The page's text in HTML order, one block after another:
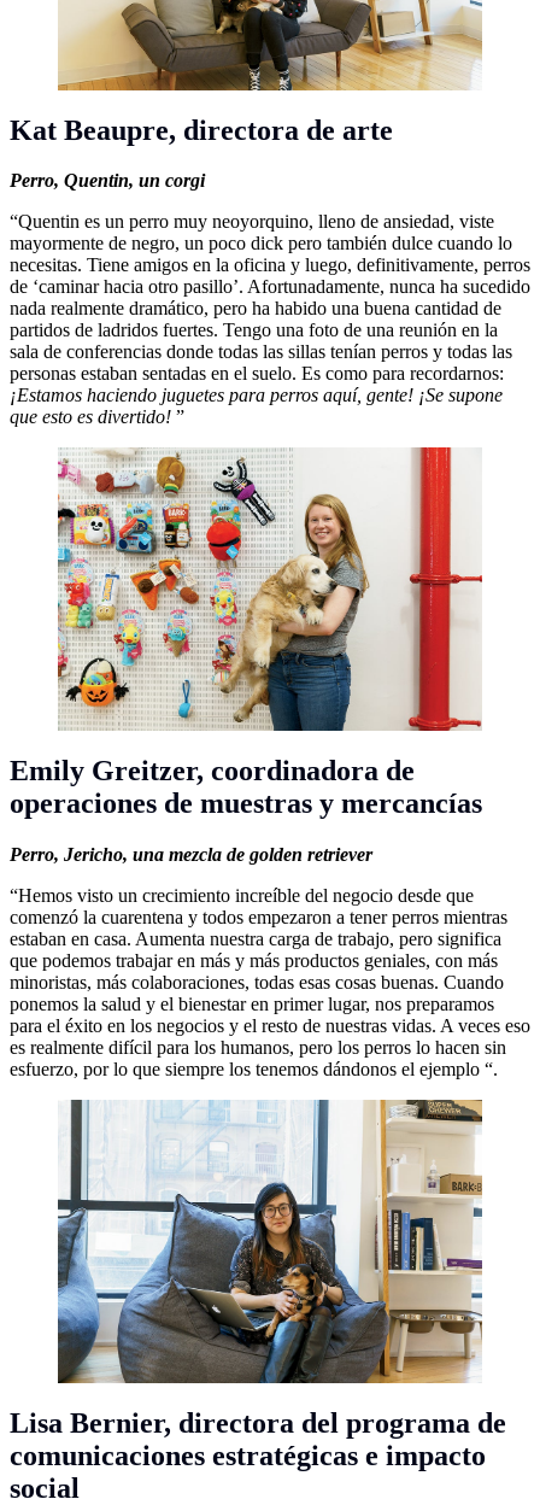
Kat Beaupre, directora de arte
Perro, Quentin, un corgi
“Quentin es un perro muy neoyorquino, lleno de ansiedad, viste
mayormente de negro, un poco dick pero también dulce cuando lo
necesitas. Tiene amigos en la oficina y luego, definitivamente, perros
de ‘caminar hacia otro pasillo’. Afortunadamente, nunca ha sucedido
nada realmente dramático, pero ha habido una buena cantidad de
partidos de ladridos fuertes. Tengo una foto de una reunión en la
sala de conferencias donde todas las sillas tenían perros y todas las
personas estaban sentadas en el suelo. Es como para recordarnos:
¡Estamos haciendo juguetes para perros aquí, gente! ¡Se supone
que esto es divertido! ”
Emily Greitzer, coordinadora de
operaciones de muestras y mercancías
Perro, Jericho, una mezcla de golden retriever
“Hemos visto un crecimiento increíble del negocio desde que
comenzó la cuarentena y todos empezaron a tener perros mientras
estaban en casa. Aumenta nuestra carga de trabajo, pero significa
que podemos trabajar en más y más productos geniales, con más
minoristas, más colaboraciones, todas esas cosas buenas. Cuando
ponemos la salud y el bienestar en primer lugar, nos preparamos
para el éxito en los negocios y el resto de nuestras vidas. A veces eso
es realmente difícil para los humanos, pero los perros lo hacen sin
esfuerzo, por lo que siempre los tenemos dándonos el ejemplo “.
Lisa Bernier, directora del programa de
comunicaciones estratégicas e impacto
social